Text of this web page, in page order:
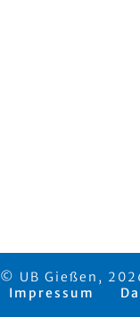
© UB Gießen,
Impressum